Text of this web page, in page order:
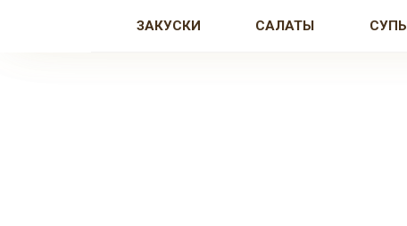
ЗАКУСКИ САЛАТЫ СУПЫ